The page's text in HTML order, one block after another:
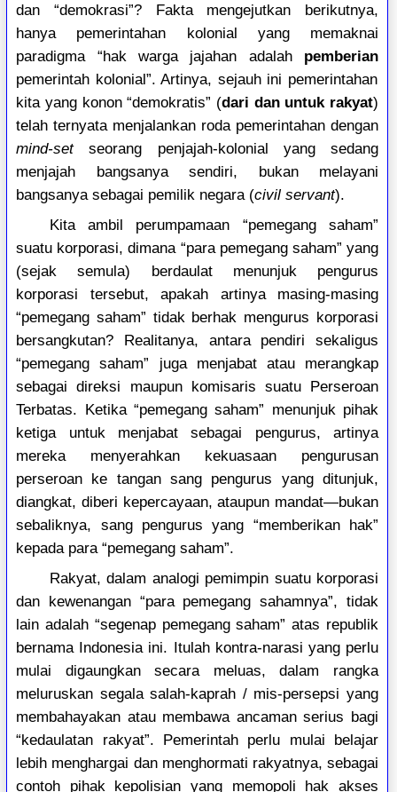
dan “demokrasi”? Fakta mengejutkan berikutnya,
hanya pemerintahan kolonial yang memaknai
paradigma “hak warga jajahan adalah pemberian
pemerintah kolonial”. Artinya, sejauh ini pemerintahan
kita yang konon “demokratis” (dari dan untuk rakyat)
telah ternyata menjalankan roda pemerintahan dengan
mind-setseorang penjajah-kolonial yang sedang
menjajah bangsanya sendiri, bukan melayani
bangsanya sebagai pemilik negara (civil servant).
Kita ambil perumpamaan “pemegang saham”
suatu korporasi, dimana “para pemegang saham” yang
(sejak semula) berdaulat menunjuk pengurus
korporasi tersebut, apakah artinya masing-masing
“pemegang saham” tidak berhak mengurus korporasi
bersangkutan? Realitanya, antara pendiri sekaligus
“pemegang saham” juga menjabat atau merangkap
sebagai direksi maupun komisaris suatu Perseroan
Terbatas. Ketika “pemegang saham” menunjuk pihak
ketiga untuk menjabat sebagai pengurus, artinya
mereka menyerahkan kekuasaan pengurusan
perseroan ke tangan sang pengurus yang ditunjuk,
diangkat, diberi kepercayaan, ataupun mandat—bukan
sebaliknya, sang pengurus yang “memberikan hak”
kepada para “pemegang saham”.
Rakyat, dalam analogi pemimpin suatu korporasi
dan kewenangan “para pemegang sahamnya”, tidak
lain adalah “segenap pemegang saham” atas republik
bernama Indonesia ini. Itulah kontra-narasi yang perlu
mulai digaungkan secara meluas, dalam rangka
meluruskan segala salah-kaprah / mis-persepsi yang
membahayakan atau membawa ancaman serius bagi
“kedaulatan rakyat”. Pemerintah perlu mulai belajar
lebih menghargai dan menghormati rakyatnya, sebagai
contoh pihak kepolisian yang memopoli hak akses